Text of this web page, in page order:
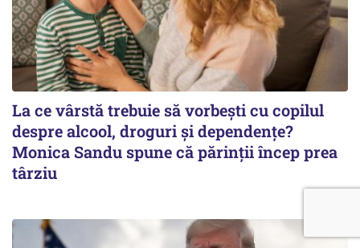
La ce vârstă trebuie să vorbești cu copilul
despre alcool, droguri și dependențe?
Monica Sandu spune că părinții încep prea
târziu